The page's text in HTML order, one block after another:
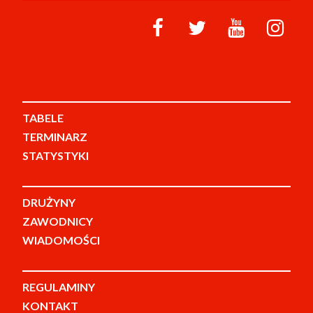
TABELE
TERMINARZ
STATYSTYKI
DRUŻYNY
ZAWODNICY
WIADOMOŚCI
REGULAMINY
KONTAKT